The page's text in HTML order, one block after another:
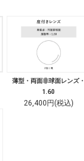
薄型・両面非球面レンズ・
1.60
26,400円(税込)